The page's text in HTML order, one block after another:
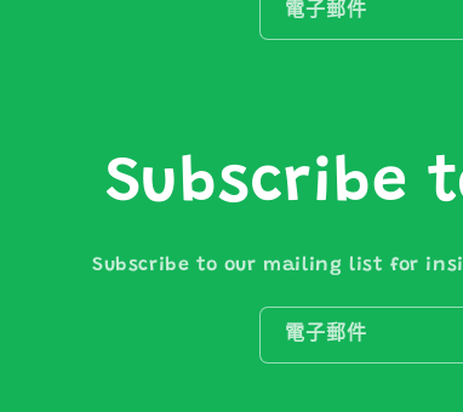
電子郵件
Subscribe
Subscribe to our mailing list for
電子郵件